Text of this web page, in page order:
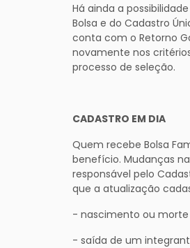
Há ainda a
Bolsa e do Cadastro
conta com o Retorno
novamente nos
processo de seleção.
CADASTRO EM DIA
Quem recebe Bolsa
benefício. Mudanças
responsável pelo
que a atualização
- nascimento ou
- saída de um